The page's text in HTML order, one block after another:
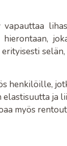
henkilöille,
ja
myös